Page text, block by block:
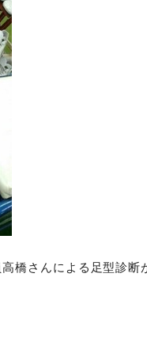
橋さんによる足型診断